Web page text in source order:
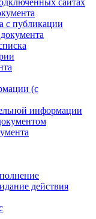
сайтах
с публикации
(с
информации
действия